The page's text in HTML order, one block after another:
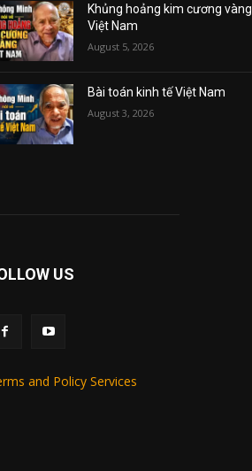
Khủng hoảng kim cương vàng
Việt Nam
August 5, 2026
Bài toán kinh tế Việt Nam
August 3, 2026
US
and Policy Services